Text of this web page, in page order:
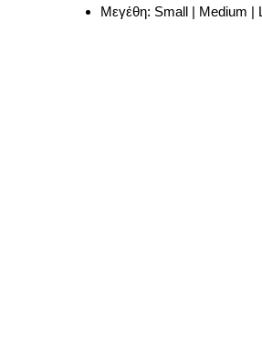
Μεγέθη: Small | Medium |